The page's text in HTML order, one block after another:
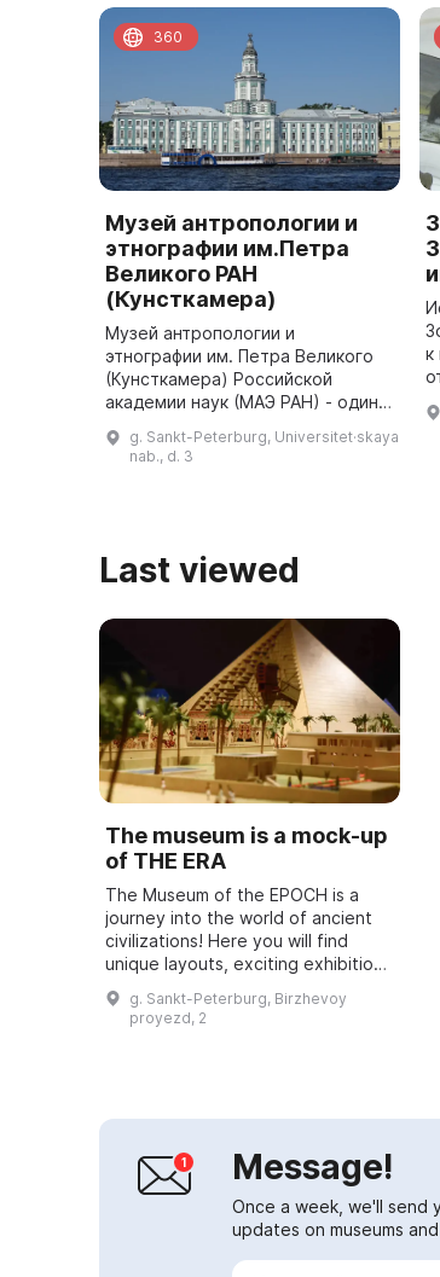
Музей антропологии и
этнографии им.Петра
Великого РАН
(Кунсткамера)
Музей антропологии и
этнографии им. Петра Великого
(Кунсткамера) Российской
академии наук (МАЭ РАН) - один
музеев мира. Он является
преемником Петровской
g. Sankt-Peterburg, Universitet·skaya
nab., d. 3
360
к
Last viewed
The museum is a mock-up
of THE ERA
The Museum of the EPOCH is a
journey into the world of ancient
civilizations! Here you will find
unique layouts, exciting exhibitions
and interesting workshops. We also
have interactive programs an...
g. Sankt-Peterburg, Birzhevoy
proyezd, 2
Message!
Once a week, we'll send
updates on museums